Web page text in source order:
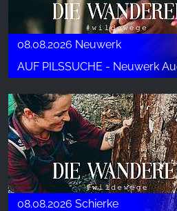
08.08.2026 Neuwerk
AUF PILSSUCHE - Neuwerk
08.08.2026 Schierke
Google Analytics
Name:
_ga, _gid, _gac_gb_
Zweck:
Erhebung von Statistiken zur
Cookie Laufzeit:
24 Stunden - 2 Jahre